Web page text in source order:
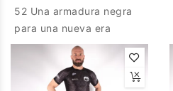
52 Una armadura negra
para una nueva era